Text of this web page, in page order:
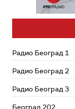
Радио Београд 1
Радио Београд 2
Радио Београд 3
Београд 202